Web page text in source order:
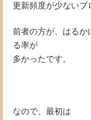
更新頻度が少ないブ
前者の方が、はるか
る率が
多かったです。
なので、最初は